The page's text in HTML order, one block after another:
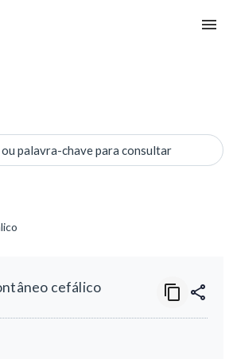
palavra-chave para consultar
cefálico